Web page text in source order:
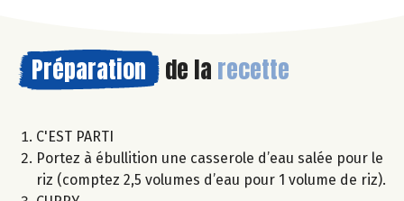
Préparation de la recette
C'EST PARTI
Portez à ébullition une casserole d’eau salée pour le
riz (comptez 2,5 volumes d’eau pour 1 volume de riz).